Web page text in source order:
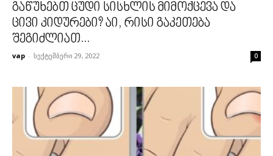
გაწუხებთ ცუდი სისხლის მიმოქცევა და
ცივი კიდურები? აი, რისი გაკეთება
შეგიძლიათ...
vap - სექტემბერი 29, 2022 0